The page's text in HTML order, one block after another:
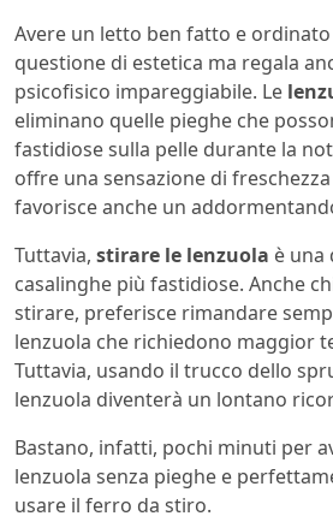
Avere un letto ben fatto e
questione di estetica ma regala
psicofisico impareggiabile. Le
eliminano quelle pieghe che
fastidiose sulla pelle durante la
offre una sensazione di
favorisce anche un
Tuttavia, stirare le lenzuola è una
casalinghe più fastidiose. Anche
stirare, preferisce rimandare
lenzuola che richiedono maggior
Tuttavia, usando il trucco dello
lenzuola diventerà un lontano
Bastano, infatti, pochi minuti per
lenzuola senza pieghe e
usare il ferro da stiro.